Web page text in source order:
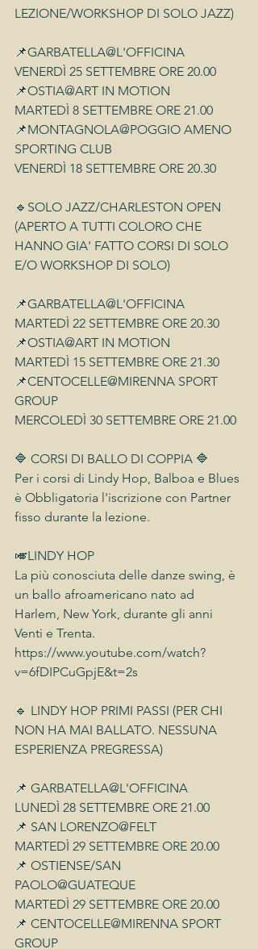
LEZIONE/WORKSHOP DI SOLO JAZZ)
📌GARBATELLA@L'OFFICINA
VENERDÌ 25 SETTEMBRE ORE 20.00
📌OSTIA@ART IN MOTION
MARTEDÌ 8 SETTEMBRE ORE 21.00
📌MONTAGNOLA@POGGIO AMENO
SPORTING CLUB
VENERDÌ 18 SETTEMBRE ORE 20.30
🔹SOLO JAZZ/CHARLESTON OPEN
(APERTO A TUTTI COLORO CHE
HANNO GIA' FATTO CORSI DI SOLO
E/O WORKSHOP DI SOLO)
📌GARBATELLA@L'OFFICINA
MARTEDÌ 22 SETTEMBRE ORE 20.30
📌OSTIA@ART IN MOTION
MARTEDÌ 15 SETTEMBRE ORE 21.30
📌CENTOCELLE@MIRENNA SPORT
GROUP
MERCOLEDÌ 30 SETTEMBRE ORE 21.00
🔷 CORSI DI BALLO DI COPPIA 🔷
Per i corsi di Lindy Hop, Balboa e Blues
è Obbligatoria l'iscrizione con Partner
fisso durante la lezione.
🎺LINDY HOP
La più conosciuta delle danze swing, è
un ballo afroamericano nato ad
Harlem, New York, durante gli anni
Venti e Trenta.
https://www.youtube.com/watch?
v=6fDIPCuGpjE&t=2s
🔹 LINDY HOP PRIMI PASSI (PER CHI
NON HA MAI BALLATO. NESSUNA
ESPERIENZA PREGRESSA)
📌 GARBATELLA@L'OFFICINA
LUNEDÌ 28 SETTEMBRE ORE 21.00
📌 SAN LORENZO@FELT
MARTEDÌ 29 SETTEMBRE ORE 20.00
📌 OSTIENSE/SAN
PAOLO@GUATEQUE
MARTEDÌ 29 SETTEMBRE ORE 20.00
📌 CENTOCELLE@MIRENNA SPORT
GROUP